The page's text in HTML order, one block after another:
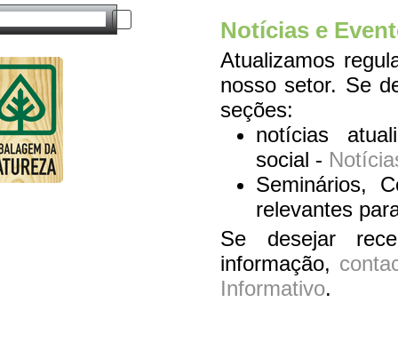
Notícias e
Atualizamos
nosso setor. Se
seções:
notícias
social -
Seminários,
relevantes
Se desejar
informação,
Informativo.